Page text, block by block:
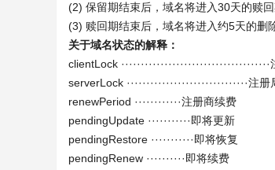
(2) 保留期结束后，域名将进入30天的赎
(3) 赎回期结束后，域名将进入约5天的删
关于域名状态的解释：
clientLock
serverLock ·······························注
renewPeriod ············注册商续费
pendingUpdate ···········即将更新
pendingRestore ···········即将恢复
pendingRenew ··········即将续费